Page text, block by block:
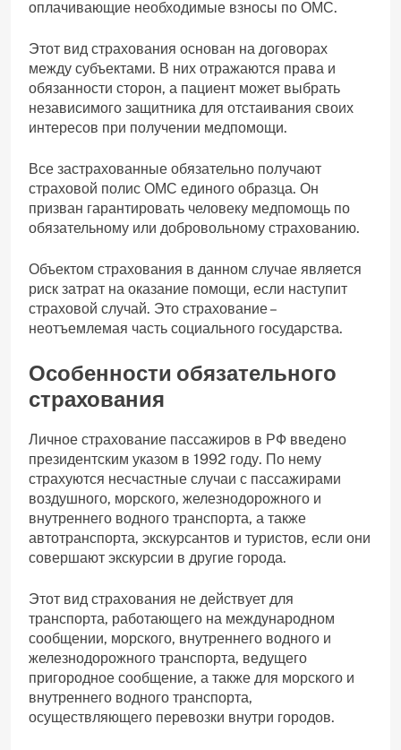
оплачивающие необходимые взносы по ОМС.
Этот вид страхования основан на договорах
между субъектами. В них отражаются права и
обязанности сторон, а пациент может выбрать
независимого защитника для отстаивания своих
интересов при получении медпомощи.
Все застрахованные обязательно получают
страховой полис ОМС единого образца. Он
призван гарантировать человеку медпомощь по
обязательному или добровольному страхованию.
Объектом страхования в данном случае является
риск затрат на оказание помощи, если наступит
страховой случай. Это страхование –
неотъемлемая часть социального государства.
Особенности обязательного
страхования
Личное страхование пассажиров в РФ введено
президентским указом в 1992 году. По нему
страхуются несчастные случаи с пассажирами
воздушного, морского, железнодорожного и
внутреннего водного транспорта, а также
автотранспорта, экскурсантов и туристов, если они
совершают экскурсии в другие города.
Этот вид страхования не действует для
транспорта, работающего на международном
сообщении, морского, внутреннего водного и
железнодорожного транспорта, ведущего
пригородное сообщение, а также для морского и
внутреннего водного транспорта,
осуществляющего перевозки внутри городов.